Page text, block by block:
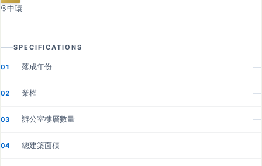
中環
SPECIFICATIONS
01 落成年份 —
02 業權 —
03 辦公室樓層數量 —
04 總建築面積 —